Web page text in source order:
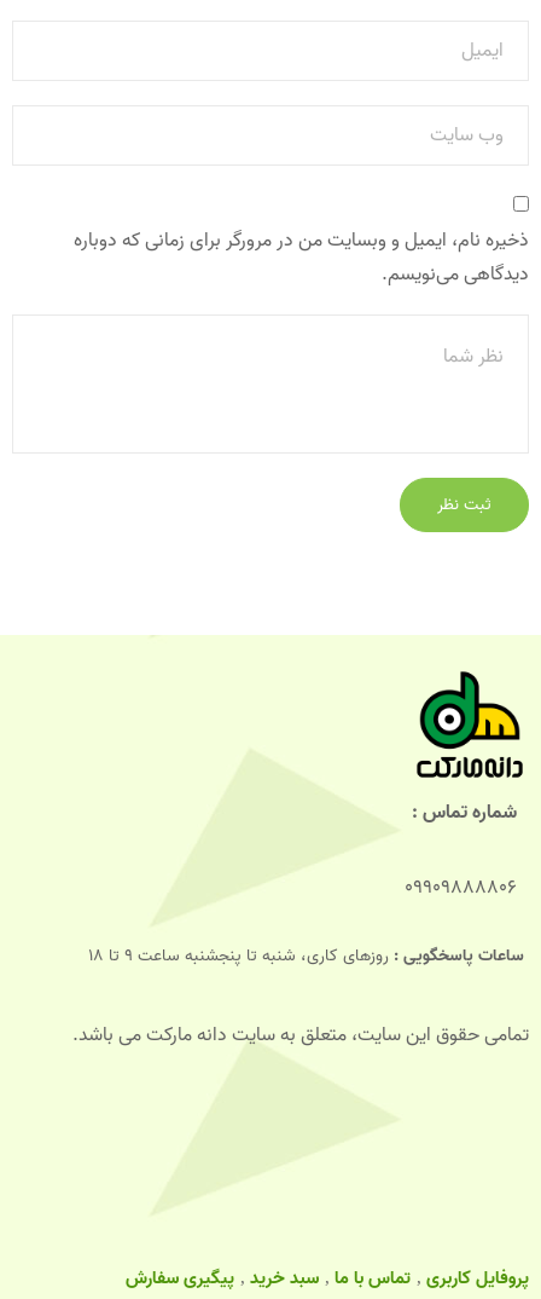
ذخیره نام، ایمیل و وبسایت من در مرورگر برای زمانی که دوباره
دیدگاهی می‌نویسم.
شماره تماس :
09909888806
ساعات پاسخگویی : روزهای کاری، شنبه تا پنجشنبه ساعت 9 تا 18
تمامی حقوق این سایت، متعلق به سایت دانه مارکت می باشد.
پروفایل کاربری تماس با ما سبد خرید پیگیری سفارش